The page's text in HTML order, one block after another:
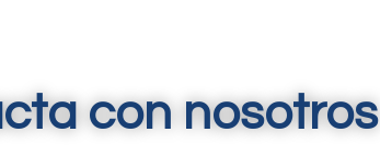
con nosotros